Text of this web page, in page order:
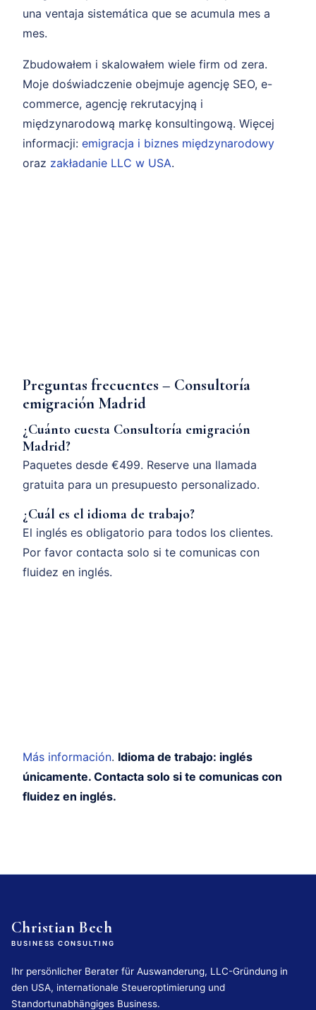
una ventaja sistemática que se acumula mes a
mes.
Zbudowałem i skalowałem wiele firm od zera.
Moje doświadczenie obejmuje agencję SEO, e-
commerce, agencję rekrutacyjną i
międzynarodową markę konsultingową. Więcej
informacji: emigracja i biznes międzynarodowy
oraz zakładanie LLC w USA.
Preguntas frecuentes – Consultoría
emigración Madrid
¿Cuánto cuesta Consultoría emigración
Madrid?
Paquetes desde €499. Reserve una llamada
gratuita para un presupuesto personalizado.
¿Cuál es el idioma de trabajo?
El inglés es obligatorio para todos los clientes.
Por favor contacta solo si te comunicas con
fluidez en inglés.
Más información. Idioma de trabajo: inglés
únicamente. Contacta solo si te comunicas con
fluidez en inglés.
Christian Bech
BUSINESS CONSULTING
Ihr persönlicher Berater für Auswanderung, LLC-Gründung in
den USA, internationale Steueroptimierung und
Standortunabhängiges Business.